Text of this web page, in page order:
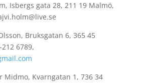
Isbergs gata 28, 211 19 Malmö,
Bruksgatan 6, 365 45
6789,
Midmo, Kvarngatan 1, 736 34